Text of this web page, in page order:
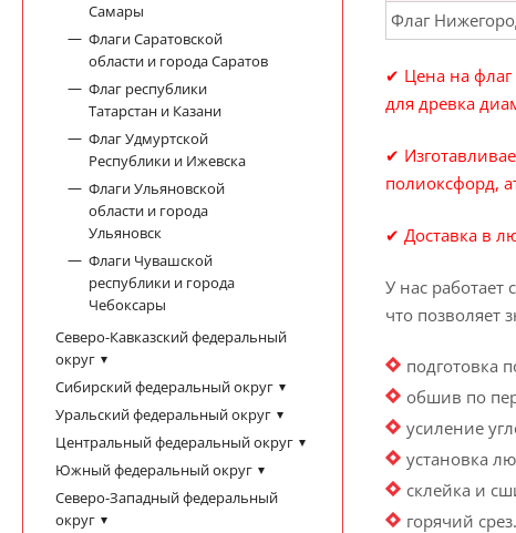
Самары
Флаги Саратовской
области и города Саратов
Флаг республики
Татарстан и Казани
Флаг Удмуртской
Республики и Ижевска
Флаги Ульяновской
области и города
Ульяновск
Флаги Чувашской
республики и города
Чебоксары
Северо-Кавказский федеральный
округ
Сибирский федеральный округ
Уральский федеральный округ
Центральный федеральный округ
Южный федеральный округ
Северо-Западный федеральный
округ
Флаг
✔ Цена на флаг
для древка
✔
полиоксфорд,
✔ Доставка в
У нас
что позволяет
подготовка
обшив по
усиление
установка
склейка и
горячий срез.